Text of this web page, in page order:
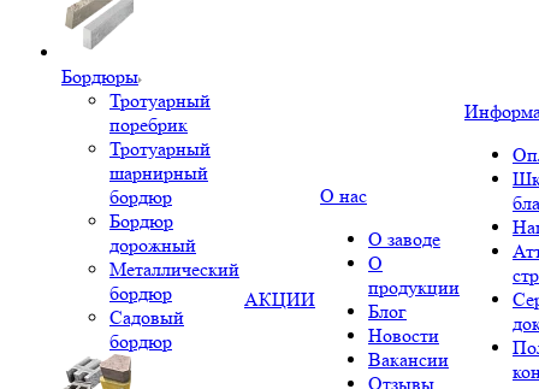
Бордюры
Тротуарный
поребрик
Тротуарный
шарнирный
бордюр
Бордюр
дорожный
Металлический
бордюр
Садовый
бордюр
АКЦИИ
О нас
О заводе
О
продукции
Блог
Новости
Вакансии
Отзывы